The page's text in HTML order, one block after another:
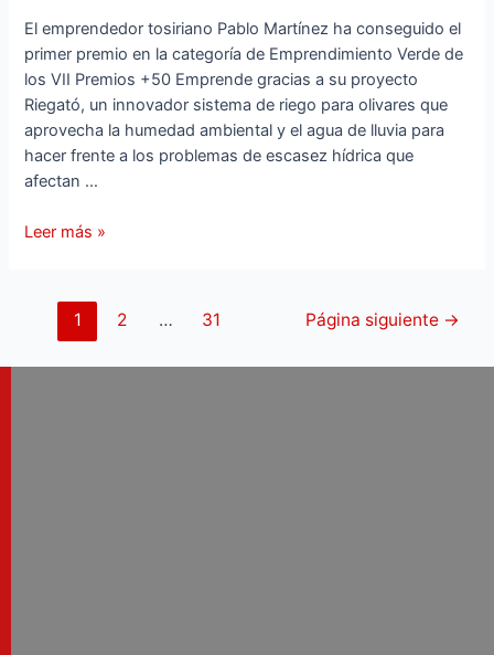
El emprendedor tosiriano Pablo Martínez ha conseguido el
primer premio en la categoría de Emprendimiento Verde de
los VII Premios +50 Emprende gracias a su proyecto
Riegató, un innovador sistema de riego para olivares que
aprovecha la humedad ambiental y el agua de lluvia para
hacer frente a los problemas de escasez hídrica que
afectan …
Leer más »
1 2 … 31 Página siguiente →